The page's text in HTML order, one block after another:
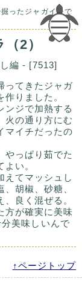
ったジャガイモで
2）
編 - [7513]
ってきたジャガ
りました。
ンジで加熱する
火の通り方にむ
マイチだったの
やっぱり茹でた
い。
えてマッシュし
胡椒、砂糖、
良く混ぜる。
方が確実に美味
美味しいんで
↑ページトップ